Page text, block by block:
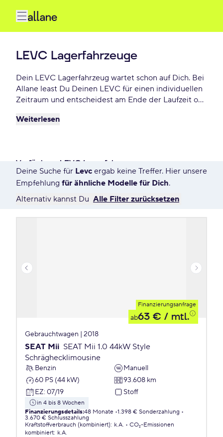
LEVC Lagerfahrzeuge
Dein LEVC Lagerfahrzeug wartet schon auf Dich. Bei
Allane least Du Deinen LEVC für einen individuellen
Zeitraum und entscheidest am Ende der Laufzeit ob
willst. Finde das perfekte LEVC Lagerfahrzeug
Weiterlesen
Verfügbare LEVC Lagerfahrzeuge
9355 Angebote für Deine Suche
Deine Suche für Levc ergab keine Treffer. Hier unsere
Empfehlung für ähnliche Modelle für Dich.
Alternativ kannst Du Alle Filter zurücksetzen
Finanzierungsanfrage
ab63 € / mtl.
Gebrauchtwagen | 2018
SEAT Mii SEAT Mii 1.0 44kW Style
Schräghecklimousine
Benzin
Manuell
60 PS (44 kW)
93.608 km
EZ: 07/19 Stoff
in 4 bis 8 Wochen
Finanzierungsdetails:48 Monate 1.398 € Sonderzahlung
3.670 € Schlusszahlung
Kraftstoffverbrauch (kombiniert): k.A.
CO₂-Emissionen
kombiniert: k.A.